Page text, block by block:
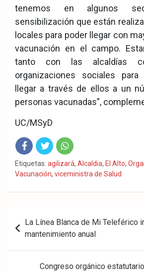
tenemos en algunos
sensibilización que están
locales para poder llegar con
vacunación en el campo.
tanto con las alcaldías
organizaciones sociales
llegar a través de ellos a un
personas vacunadas”,
UC/MSyD
Fac Twit Wha
Etiquetas: agilizará, Alcaldia, El Alto,
Vacunación, viceministra de Salud
Navegación
de
entradas
La Línea Blanca de Mi Teleférico
mantenimiento anual
Congreso orgánico